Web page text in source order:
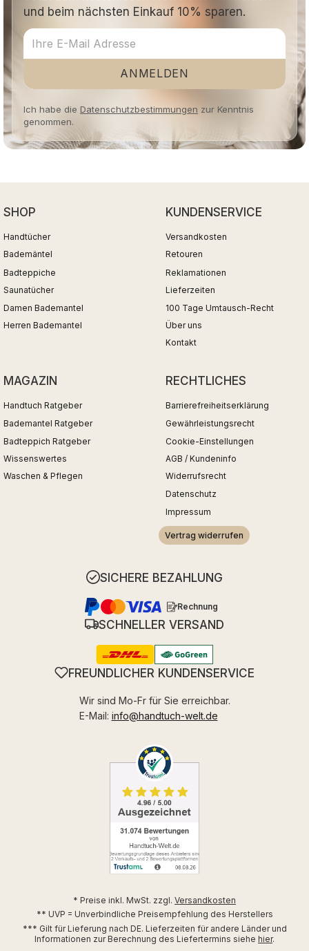
und beim nächsten Einkauf 10% sparen.
ANMELDEN
Ich habe die Datenschutzbestimmungen zur Kenntnis
genommen.
SHOP
Handtücher
Bademäntel
Badteppiche
Saunatücher
Damen Bademantel
Herren Bademantel
KUNDENSERVICE
Versandkosten
Retouren
Reklamationen
Lieferzeiten
100 Tage Umtausch-Recht
Über uns
Kontakt
MAGAZIN
Handtuch Ratgeber
Bademantel Ratgeber
Badteppich Ratgeber
Wissenswertes
Waschen & Pflegen
RECHTLICHES
Barrierefreiheitserklärung
Gewährleistungsrecht
Cookie-Einstellungen
AGB / Kundeninfo
Widerrufsrecht
Datenschutz
Impressum
Vertrag widerrufen
SICHERE BEZAHLUNG
Rechnung
SCHNELLER VERSAND
FREUNDLICHER KUNDENSERVICE
Wir sind Mo-Fr für Sie erreichbar.
E-Mail: info@handtuch-welt.de
* Preise inkl. MwSt. zzgl. Versandkosten
** UVP = Unverbindliche Preisempfehlung des Herstellers
*** Gilt für Lieferung nach DE. Lieferzeiten für andere Länder und
Informationen zur Berechnung des Liefertermins siehe hier.